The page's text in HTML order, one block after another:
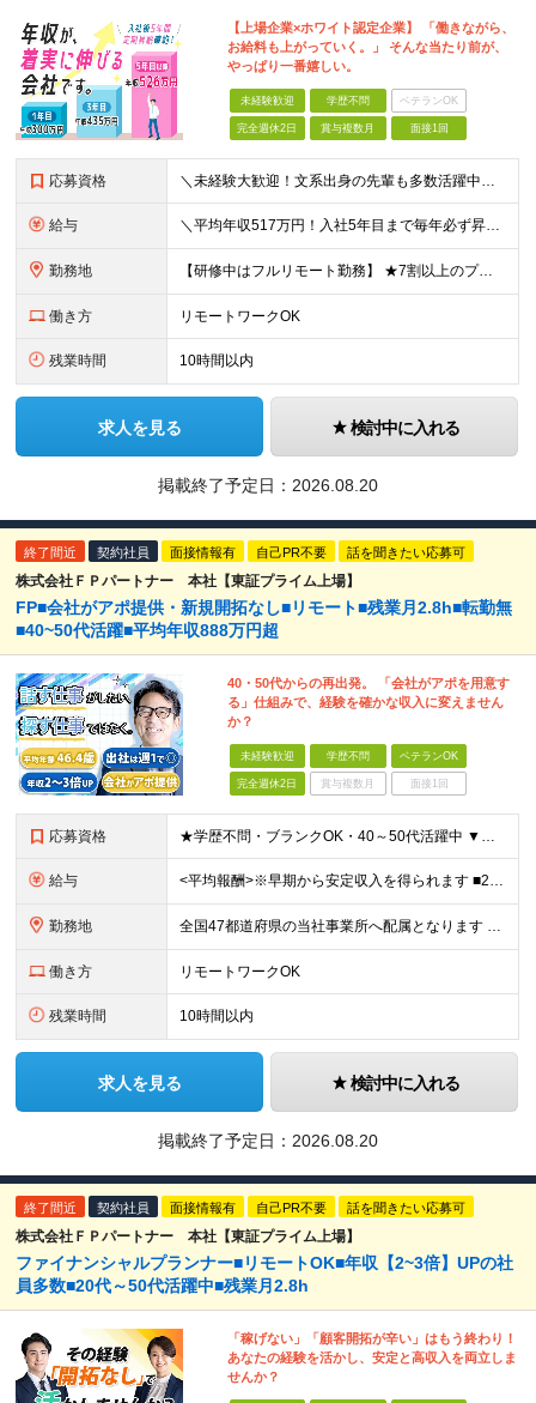
【上場企業×ホワイト認定企業】 「働きながら、
お給料も上がっていく。」 そんな当たり前が、
やっぱり一番嬉しい。
未経験歓迎 学歴不問 ベテランOK
完全週休2日 賞与複数月 面接1回
応募資格 ＼未経験大歓迎！文系出身の先輩も多数活躍中／ ◆PCスキルに自信のない方も歓迎 ◆完全未経験OK ◆社会人デビューもOK ◆学歴不問 「働きながら少しずつ専門スキルを身につけたい」という意欲重視の採
給与 ＼平均年収517万円！入社5年目まで毎年必ず昇給／ ■賞与年3回 ■年収800万円以上も可 ■入社3年以上の平均年収469.2万円 月給23万2000円以上＋賞与年3回＋各種手当 ☆入社5年目まで最
勤務地 【研修中はフルリモート勤務】 ★7割以上のプロジェクトでリモートワークを導入 ★一都三県のプロジェクト先 ★転居を伴う転勤なし ＜プロジェクト先＞ 東京・神奈川・千葉・埼玉でのプロジェクト先にて勤務
働き方 リモートワークOK
残業時間 10時間以内
求人を見る 検討中に入れる
掲載終了予定日： 2026.08.20
終了間近 契約社員 面接情報有 自己PR不要 話を聞きたい応募可
株式会社ＦＰパートナー 本社【東証プライム上場】
FP■会社がアポ提供・新規開拓なし■リモート■残業月2.8h■転勤無
■40~50代活躍■平均年収888万円超
40・50代からの再出発。 「会社がアポを用意す
る」仕組みで、経験を確かな収入に変えません
か？
未経験歓迎 学歴不問 ベテランOK
完全週休2日 賞与複数月 面接1回
応募資格 ★学歴不問・ブランクOK・40～50代活躍中 ▼以下いずれかのご経験をお持ちの方 ■金融業界（保険会社や銀行、証券会社、信用金庫など）での就業経験 ■何かしらの営業経験をお持ちの方 ※ブランクのある方
給与 <平均報酬>※早期から安定収入を得られます ■2年目～：888万円 ■3年目～：960万円 ■4年目～：1028万円 ★成果連動型報酬（営業成績に応じて支給/45時間分固定残業代含む/超過分は別途支
勤務地 全国47都道府県の当社事業所へ配属となります ※居住地や希望の勤務先を考慮します ※リモートワークOK／転勤なし ＜本社＞ 東京都台東区浅草橋1-1-8 FP浅草橋ビル (変更の範囲)上記を除く当
働き方 リモートワークOK
残業時間 10時間以内
求人を見る 検討中に入れる
掲載終了予定日： 2026.08.20
終了間近 契約社員 面接情報有 自己PR不要 話を聞きたい応募可
株式会社ＦＰパートナー 本社【東証プライム上場】
ファイナンシャルプランナー■リモートOK■年収【2~3倍】UPの社
員多数■20代～50代活躍中■残業月2.8h
「稼げない」「顧客開拓が辛い」はもう終わり！
あなたの経験を活かし、安定と高収入を両立しま
せんか？